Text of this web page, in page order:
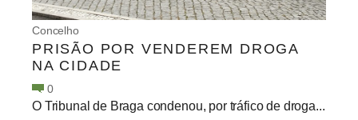
Concelho
PRISÃO POR VENDEREM DROGA
NA CIDADE
0
O Tribunal de Braga condenou, por tráfico de droga...